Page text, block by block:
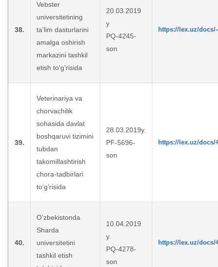
38.
Vebster
universitetining
ta’lim dasturlarini
amalga oshirish
markazini tashkil
etish to‘g‘risida
20.03.2019
y
PQ-4245-
son
https://lex.uz/docs/-
39.
Veterinariya va
chorvachilik
sohasida davlat
boshqaruvi tizimini
tubdan
takomillashtirish
chora-tadbirlari
toʼgʼrisida
28.03.2019y.
PF-5696-
son
https://lex.uz/docs/
40.
Oʼzbekistonda
Sharda
universitetini
tashkil etish
10.04.2019
y.
PQ-4278-
son
https://lex.uz/docs/